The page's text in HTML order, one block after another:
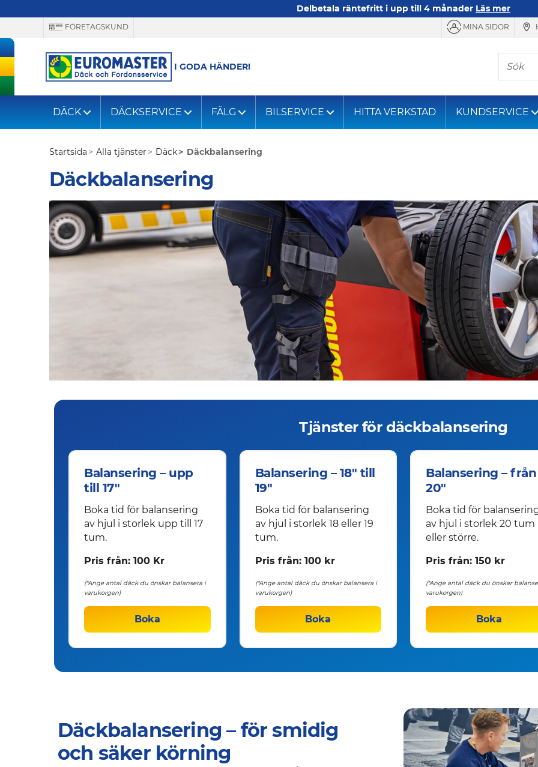
Delbetala räntefritt i upp till 4 månader Läs mer
FÖRETAGSKUND MINA SIDOR
I GODA HÄNDER!
Sök
DÄCK DÄCKSERVICE FÄLG BILSERVICE HITTA VERKSTAD KUNDSERVICE
Startsida Alla tjänster Däck Däckbalansering
Däckbalansering
Tjänster för däckbalansering
Balansering – upp
till 17"
Boka tid för balansering
av hjul i storlek upp till 17
tum.
Pris från: 100 Kr
(*Ange antal däck du önskar balansera i
varukorgen)
Boka
Balansering – 18" till
19"
Boka tid för balansering
av hjul i storlek 18 eller 19
tum.
Pris från: 100 kr
(*Ange antal däck du önskar balansera i
varukorgen)
Boka
Balansering – från
20"
Boka tid för
av hjul i storlek 20 tum
eller större.
Pris från: 150 kr
(*Ange antal däck du önskar
varukorgen)
Boka
Däckbalansering – för smidig
och säker körning